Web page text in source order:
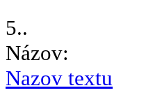
5..
Názov:
Nazov textu